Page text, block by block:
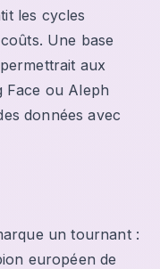
les cycles
Une base
aux
Face ou Aleph
données avec
un tournant :
européen de